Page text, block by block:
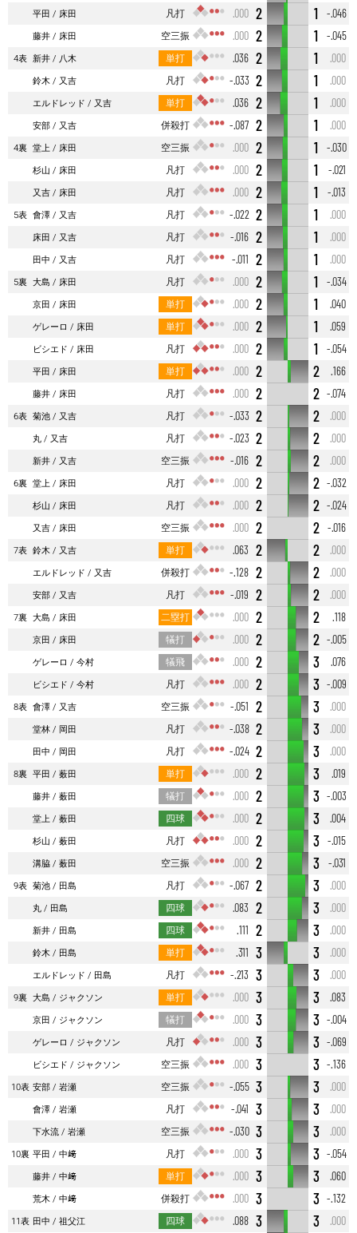
平田 床田 凡打 .000 2 1
-.046
藤井
床田 空三振 .000 2 1
-.045
4表 新井 八木 単打 .036 2 1
.000
鈴木
又吉 凡打 -.033 2 1
.000
エルドレッド
又吉 単打 .036 2 1
.000
安部
又吉 併殺打 -.087 2 1
.000
4裏 堂上 床田 空三振 .000 2 1
-.030
杉山
床田 凡打 .000 2 1
-.021
又吉
床田 凡打 .000 2 1
-.013
5表 會澤 又吉 凡打 -.022 2 1
.000
床田
又吉 凡打 -.016 2 1
.000
田中
又吉 凡打 -.011 2 1
.000
5裏 大島 床田 凡打 .000 2 1
-.034
京田
床田 単打 .000 2 1
.040
ゲレーロ
床田 単打 .000 2 1
.059
ビシエド
床田 凡打 .000 2 1
-.054
平田
床田 単打 .000 2 2
.166
藤井
床田 凡打 .000 2 2 -.074
6表 菊池 又吉 凡打 -.033 2 2
.000
丸
又吉 凡打 -.023 2 2
.000
新井
又吉 空三振 -.016 2 2
.000
6裏 堂上 床田 凡打 .000 2 2 -.032
杉山
床田 凡打 .000 2 2 -.024
又吉
床田 空三振 .000 2 2
-.016
7表 鈴木 又吉 単打 .063 2 2
.000
エルドレッド
又吉 併殺打 -.128 2 2
.000
安部
又吉 凡打 -.019 2 2
.000
7裏 大島 床田 二塁打 .000 2 2
.118
京田
床田 犠打 .000 2 2 -.005
ゲレーロ
今村 犠飛 .000 2 3
.076
ビシエド
今村 凡打 .000 2 3 -.009
8表 會澤 又吉 空三振 -.051 2 3
.000
堂林
岡田 凡打 -.038 2 3
.000
田中
岡田 凡打 -.024 2 3
.000
8裏 平田 薮田 単打 .000 2 3
.019
藤井
薮田 犠打 .000 2 3 -.003
堂上
薮田 四球 .000 2 3
.004
杉山
薮田 凡打 .000 2 3
-.015
溝脇
薮田 空三振 .000 2 3
-.031
9表 菊池 田島 凡打 -.067 2 3
.000
丸
田島 四球 .083 2 3
.000
新井
田島 四球 .111 2 3
.000
鈴木
田島 単打 .311 3 3
.000
エルドレッド
田島 凡打 -.213 3 3
.000
9裏 大島 ジャクソン 単打 .000 3 3
.083
京田
ジャクソン 犠打 .000 3 3 -.004
ゲレーロ
ジャクソン 凡打 .000 3 3 -.069
ビシエド
ジャクソン 空三振 .000 3 3 -.136
10表 安部 岩瀬 空三振 -.055 3 3
.000
會澤
岩瀬 凡打 -.041 3 3
.000
下水流
岩瀬 空三振 -.030 3 3
.000
10裏 平田 中﨑 凡打 .000 3 3 -.054
藤井
中﨑 単打 .000 3 3
.060
荒木
中﨑 併殺打 .000 3 3 -.132
11表 田中 祖父江 四球 .088 3 3
.000